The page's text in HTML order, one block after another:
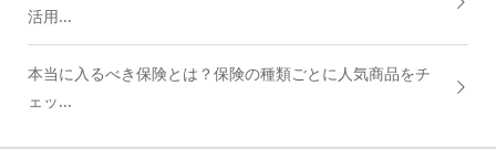
活用...
本当に入るべき保険とは？保険の種類ごとに人気商品をチ
ェッ...